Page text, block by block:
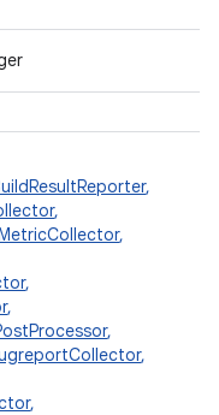
,
,
,
,
,
,
,
,